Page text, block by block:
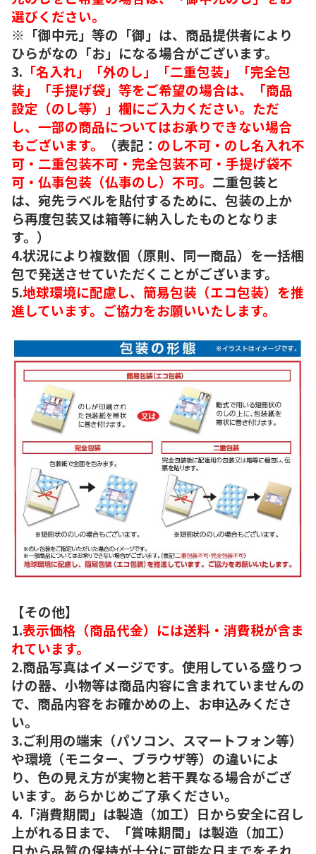
選びください。
※「御中元」等の「御」は、商品提供者により
ひらがなの「お」になる場合がございます。
3. 「名入れ」「外のし」「二重包装」「完全包
装」「手提げ袋」等をご希望の場合は、「商品
設定（のし等）」欄にご入力ください。ただ
し、一部の商品についてはお承りできない場合
もございます。
（表記： のし不可・のし名入れ不
可・二重包装不可・完全包装不可・手提げ袋不
可・仏事包装（仏事のし）不可。 二重包装と
は、宛先ラベルを貼付するために、包装の上か
ら再度包装又は箱等に納入したものとなりま
す。）
4.状況により複数個（原則、同一商品）を一括梱
包で発送させていただくことがございます。
5.地球環境に配慮し、簡易包装（エコ包装）を推
進しています。ご協力をお願いいたします。
【その他】
1.表示価格（商品代金）には送料・消費税が含ま
れています。
2.商品写真はイメージです。使用している盛りつ
けの器、小物等は商品内容に含まれていませんの
で、商品内容をお確かめの上、お申込みくださ
い。
3.ご利用の端末（パソコン、スマートフォン等）
や環境（モニター、ブラウザ等）の違いによ
り、色の見え方が実物と若干異なる場合がござ
います。あらかじめご了承ください。
4.「消費期間」は製造（加工）日から安全に召し
上がれる日まで、「賞味期間」は製造（加工）